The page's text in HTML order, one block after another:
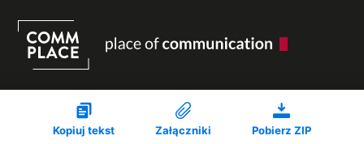
Kopiuj tekst Załączniki Pobierz ZIP